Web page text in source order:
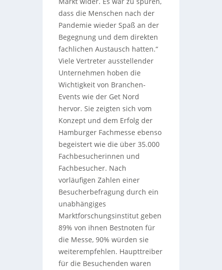
dass die Menschen nach der
Pandemie wieder Spaß an der
Begegnung und dem direkten
fachlichen Austausch hatten.“
Viele Vertreter ausstellender
Unternehmen hoben die
Wichtigkeit von Branchen-
Events wie der Get Nord
hervor. Sie zeigten sich vom
Konzept und dem Erfolg der
Hamburger Fachmesse ebenso
begeistert wie die über 35.000
Fachbesucherinnen und
Fachbesucher. Nach
vorläufigen Zahlen einer
Besucherbefragung durch ein
unabhängiges
Marktforschungsinstitut geben
89% von ihnen Bestnoten für
die Messe, 90% würden sie
weiterempfehlen. Haupttreiber
für die Besuchenden waren